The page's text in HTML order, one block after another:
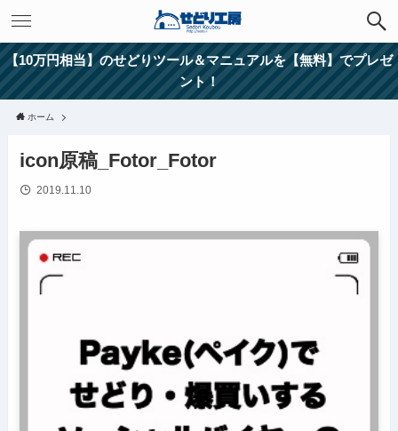
【10万円相当】のせどりツール＆マニュアルを【無料】でプレゼ
ント！
ホーム
icon原稿_Fotor_Fotor
2019.11.10